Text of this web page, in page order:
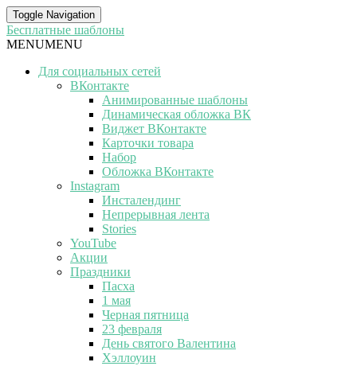
Toggle Navigation
Бесплатные шаблоны
MENUMENU
Для социальных сетей
ВКонтакте
Анимированные шаблоны
Динамическая обложка ВК
Виджет ВКонтакте
Карточки товара
Набор
Обложка ВКонтакте
Instagram
Инсталендинг
Непрерывная лента
Stories
YouTube
Акции
Праздники
Пасха
1 мая
Черная пятница
23 февраля
День святого Валентина
Хэллоуин